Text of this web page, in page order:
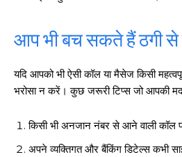
आप भी बच सकते हैं ठगी से
यदि आपको भी ऐसी कॉल या मैसेज किसी
भरोसा न करें। कुछ जरूरी टिप्स जो आपकी
किसी भी अनजान नंबर से आने वाली कॉल
अपने व्यक्तिगत और बैंकिंग डिटेल्स कभी